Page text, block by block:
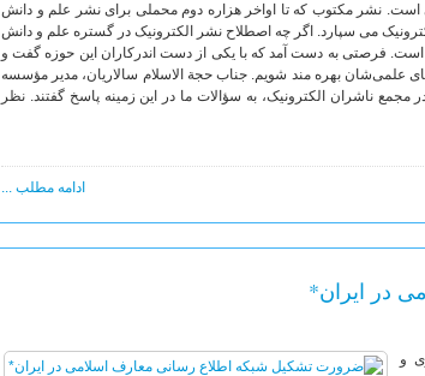
است. نشر مکتوب که تا اواخر هزاره دوم محملی برای نشر علم و دانش
می سپارد. اگر چه اصطلاح نشر الکترونیک در گستره علم و دانش
است. فرصتی به دست آمد که با یکی از دست اندرکاران این حوزه گفت و
علمی‌شان بهره مند شویم. جناب حجة الاسلام سالاریان، مدیر مؤسسه
مجمع ناشران الکترونیک، به سؤالات ما در این زمینه پاسخ گفتند. نظر
ادامه مطلب ...
در ایران*
و